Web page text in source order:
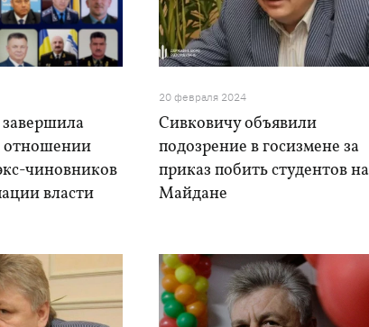
отношении
чиновников
власти
20 февраля 2024
Сивковичу объявили
подозрение в госизмене за
приказ побить студентов на
Майдане